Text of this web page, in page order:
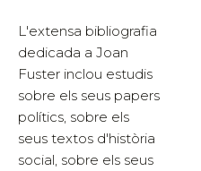
L'extensa bibliografia
dedicada a Joan
Fuster inclou estudis
sobre els seus papers
polítics, sobre els
seus textos d'història
social, sobre els seus